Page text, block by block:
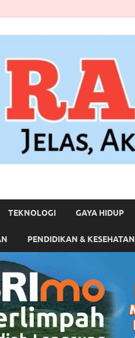
TEKNOLOGI GAYA HIDUP
PENDIDIKAN & KESEHATAN